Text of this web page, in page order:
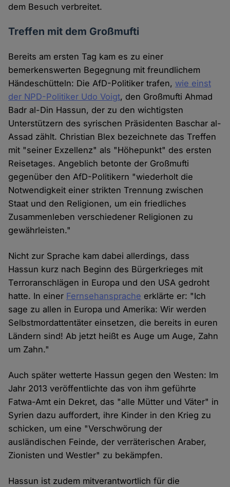
dem Besuch verbreitet.
Treffen mit dem Großmufti
Bereits am ersten Tag kam es zu einer
bemerkenswerten Begegnung mit freundlichem
Händeschütteln: Die AfD-Politiker trafen, wie einst
der NPD-Politiker Udo Voigt, den Großmufti Ahmad
Badr al-Din Hassun, der zu den wichtigsten
Unterstützern des syrischen Präsidenten Baschar al-
Assad zählt. Christian Blex bezeichnete das Treffen
mit "seiner Exzellenz" als "Höhepunkt" des ersten
Reisetages. Angeblich betonte der Großmufti
gegenüber den AfD-Politikern "wiederholt die
Notwendigkeit einer strikten Trennung zwischen
Staat und den Religionen, um ein friedliches
Zusammenleben verschiedener Religionen zu
gewährleisten."
Nicht zur Sprache kam dabei allerdings, dass
Hassun kurz nach Beginn des Bürgerkrieges mit
Terroranschlägen in Europa und den USA gedroht
hatte. In einer Fernsehansprache erklärte er: "Ich
sage zu allen in Europa und Amerika: Wir werden
Selbstmordattentäter einsetzen, die bereits in euren
Ländern sind! Ab jetzt heißt es Auge um Auge, Zahn
um Zahn."
Auch später wetterte Hassun gegen den Westen: Im
Jahr 2013 veröffentlichte das von ihm geführte
Fatwa-Amt ein Dekret, das "alle Mütter und Väter" in
Syrien dazu auffordert, ihre Kinder in den Krieg zu
schicken, um eine "Verschwörung der
ausländischen Feinde, der verräterischen Araber,
Zionisten und Westler" zu bekämpfen.
Hassun ist zudem mitverantwortlich für die